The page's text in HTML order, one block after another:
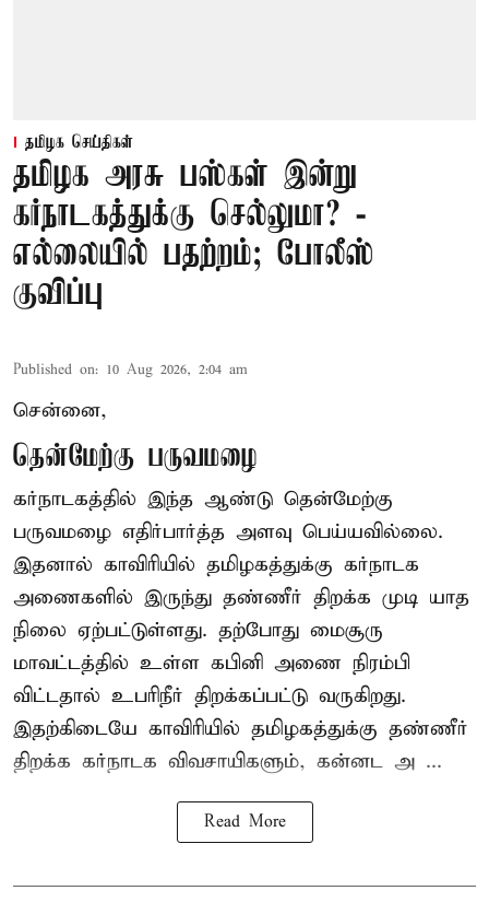
தமிழக செய்திகள்
தமிழக அரசு பஸ்கள் இன்று
கர்நாடகத்துக்கு செல்லுமா? -
எல்லையில் பதற்றம்; போலீஸ்
குவிப்பு
Published on: 10 Aug 2026, 2:04 am
சென்னை,
தென்மேற்கு பருவமழை
கர்நாடகத்தில் இந்த ஆண்டு தென்மேற்கு
பருவமழை எதிர்பார்த்த அளவு பெய்யவில்லை.
இதனால் காவிரியில் தமிழகத்துக்கு கர்நாடக
அணைகளில் இருந்து தண்ணீர் திறக்க முடி யாத
நிலை ஏற்பட்டுள்ளது. தற்போது மைசூரு
மாவட்டத்தில் உள்ள கபினி அணை நிரம்பி
விட்டதால் உபரிநீர் திறக்கப்பட்டு வருகிறது.
இதற்கிடையே காவிரியில் தமிழகத்துக்கு தண்ணீர்
திறக்க கர்நாடக விவசாயிகளும், கன்னட அ ...
Read More